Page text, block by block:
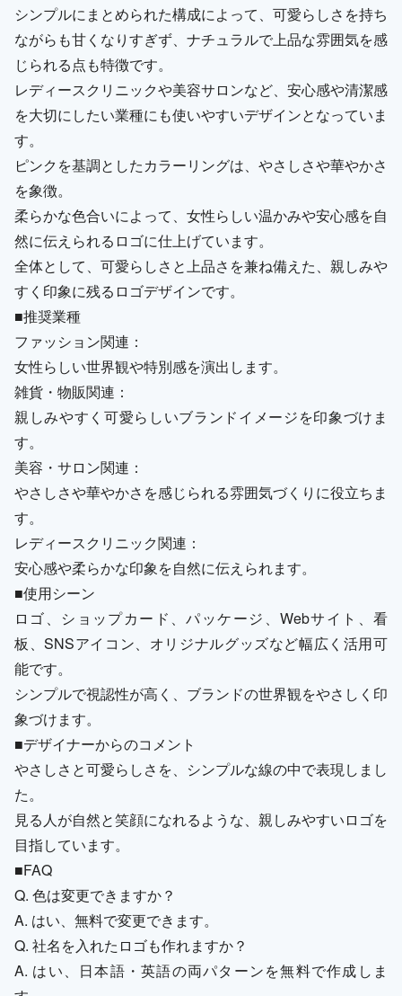
シンプルにまとめられた構成によって、可愛らしさを持ち
ながらも甘くなりすぎず、ナチュラルで上品な雰囲気を感
じられる点も特徴です。
レディースクリニックや美容サロンなど、安心感や清潔感
を大切にしたい業種にも使いやすいデザインとなっていま
す。
ピンクを基調としたカラーリングは、やさしさや華やかさ
を象徴。
柔らかな色合いによって、女性らしい温かみや安心感を自
然に伝えられるロゴに仕上げています。
全体として、可愛らしさと上品さを兼ね備えた、親しみや
すく印象に残るロゴデザインです。
■推奨業種
ファッション関連：
女性らしい世界観や特別感を演出します。
雑貨・物販関連：
親しみやすく可愛らしいブランドイメージを印象づけま
す。
美容・サロン関連：
やさしさや華やかさを感じられる雰囲気づくりに役立ちま
す。
レディースクリニック関連：
安心感や柔らかな印象を自然に伝えられます。
■使用シーン
ロゴ、ショップカード、パッケージ、Webサイト、看
板、SNSアイコン、オリジナルグッズなど幅広く活用可
能です。
シンプルで視認性が高く、ブランドの世界観をやさしく印
象づけます。
■デザイナーからのコメント
やさしさと可愛らしさを、シンプルな線の中で表現しまし
た。
見る人が自然と笑顔になれるような、親しみやすいロゴを
目指しています。
■FAQ
Q. 色は変更できますか？
A. はい、無料で変更できます。
Q. 社名を入れたロゴも作れますか？
A. はい、日本語・英語の両パターンを無料で作成しま